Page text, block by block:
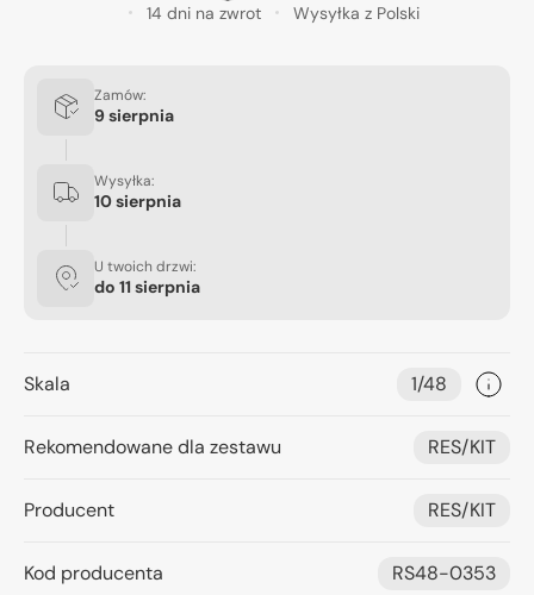
14 dni na zwrot
Wysyłka z Polski
Zamów:
9 sierpnia
Wysyłka:
10 sierpnia
U twoich drzwi:
do 11 sierpnia
Skala 1/48
Rekomendowane dla zestawu RES/KIT
Producent RES/KIT
Kod producenta RS48-0353